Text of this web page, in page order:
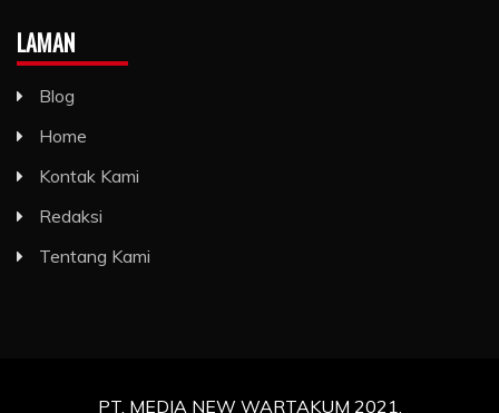
LAMAN
Blog
Home
Kontak Kami
Redaksi
Tentang Kami
PT. MEDIA NEW WARTAKUM 2021.